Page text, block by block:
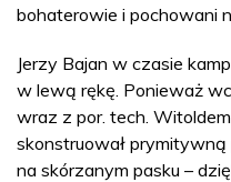
bohaterowie i pochowani
Jerzy Bajan w czasie
w lewą rękę. Ponieważ
wraz z por. tech.
skonstruował
na skórzanym pasku –